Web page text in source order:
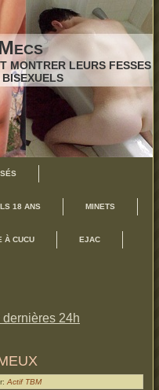
MONTRER LEURS FESSES
18 ANS MINETS
À CUCU EJAC
24h
Actif TBM